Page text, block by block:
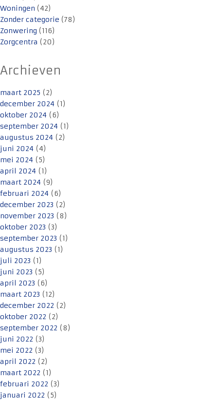
Woningen (42)
Zonder categorie (78)
Zonwering (116)
Zorgcentra (20)
Archieven
maart 2025 (2)
december 2024 (1)
oktober 2024 (6)
september 2024 (1)
augustus 2024 (2)
juni 2024 (4)
mei 2024 (5)
april 2024 (1)
maart 2024 (9)
februari 2024 (6)
december 2023 (2)
november 2023 (8)
oktober 2023 (3)
september 2023 (1)
augustus 2023 (1)
juli 2023 (1)
juni 2023 (5)
april 2023 (6)
maart 2023 (12)
december 2022 (2)
oktober 2022 (2)
september 2022 (8)
juni 2022 (3)
mei 2022 (3)
april 2022 (2)
maart 2022 (1)
februari 2022 (3)
januari 2022 (5)